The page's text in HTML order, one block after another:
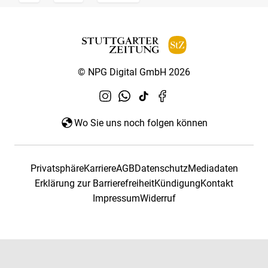
© NPG Digital GmbH 2026
Wo Sie uns noch folgen können
PrivatsphäreKarriereAGBDatenschutzMediadaten
Erklärung zur BarrierefreiheitKündigungKontakt
ImpressumWiderruf